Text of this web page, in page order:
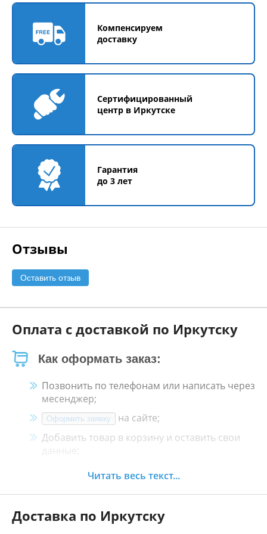
Компенсируем
доставку
Сертифицированный
центр в Иркутске
Гарантия
до 3 лет
Отзывы
Оставить отзыв
Оплата с доставкой по Иркутску
Как оформать заказ:
Позвонить по телефонам или написать через
месенджер;
Оформить заявку
на сайте;
Добавить товар в корзину и оставить свои
данные;
Менеджер свяжется с Вами в течение 30
Как оплатить:
Читать весь текст...
Доставка по Иркутску